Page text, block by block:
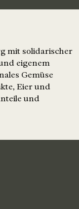
mit solidarischer
eigenem
Gemüse
Eier und
und